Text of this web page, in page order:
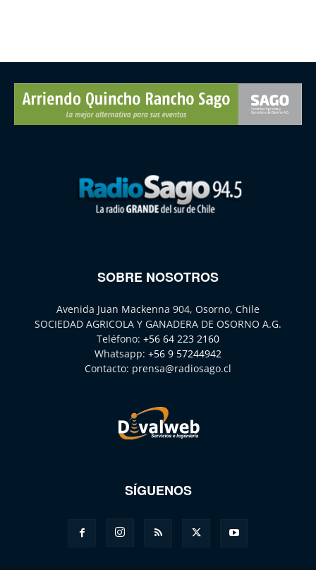
SOBRE NOSOTROS
Avenida Juan Mackenna 904, Osorno, Chile
SOCIEDAD AGRICOLA Y GANADERA DE OSORNO A.G.
Teléfono: +56 64 223 2160
Whatsapp: +56 9 57244942
Contacto: prensa@radiosago.cl
SÍGUENOS